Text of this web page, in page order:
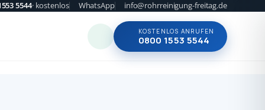
5544· kostenlos WhatsApp info@rohrreinigung-freitag.de
KOSTENLOS ANRUFEN
0800 1553 5544